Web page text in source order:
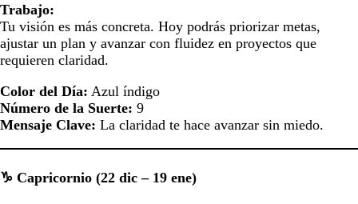
Trabajo:
Tu visión es más concreta. Hoy podrás priorizar metas,
ajustar un plan y avanzar con fluidez en proyectos que
requieren claridad.
Color del Día: Azul índigo
Número de la Suerte: 9
Mensaje Clave: La claridad te hace avanzar sin miedo.
♑ Capricornio (22 dic – 19 ene)